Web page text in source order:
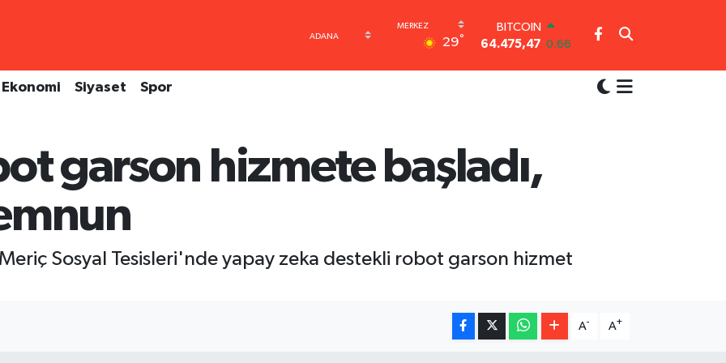
29°
BITCOIN
64.475,47 0.66
47,5971 0.05
GRAM ALTIN
6518.23 0.39
BİST100
Ekonomi Siyaset Spor
garson hizmete başladı,
Sosyal Tesisleri'nde yapay zeka destekli robot garson hizmet
A- A+